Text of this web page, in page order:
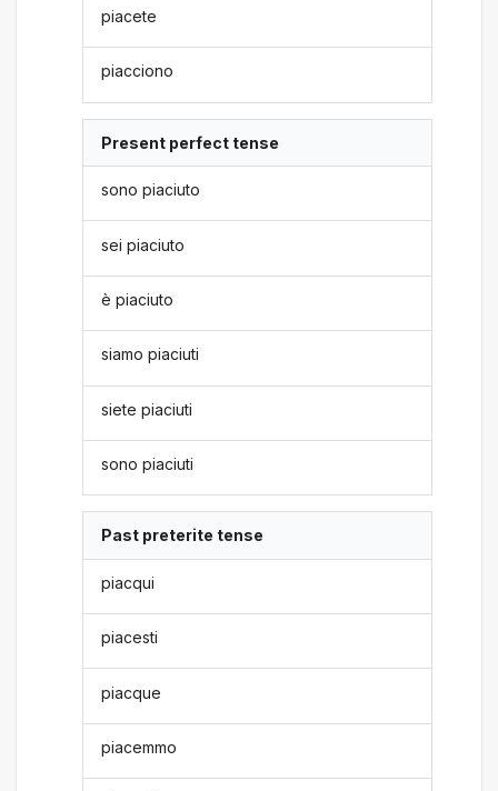
piacete
piacciono
Present perfect tense
sono piaciuto
sei piaciuto
è piaciuto
siamo piaciuti
siete piaciuti
sono piaciuti
Past preterite tense
piacqui
piacesti
piacque
piacemmo